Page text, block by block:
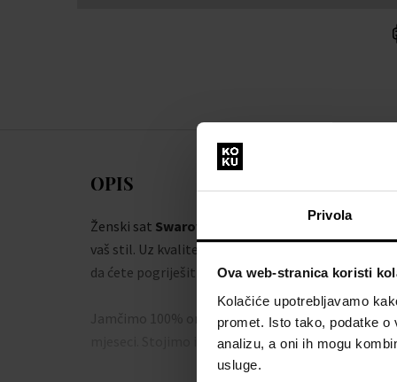
Privola
Ova web-stranica koristi
Kolačiće upotrebljavamo
promet. Isto tako, podatke
analizu, a oni ih mogu
usluge.
OPIS
Ženski sat Swarovski 5295349 - Ženski sat
vaš stil. Uz kvalitetnu izradu iz radionice brenda
da ćete pogriješiti.
Jamčimo 100% originalnost robe i besplatnu
mjeseci. Stojimo iza proizvoda u našoj ponudi.